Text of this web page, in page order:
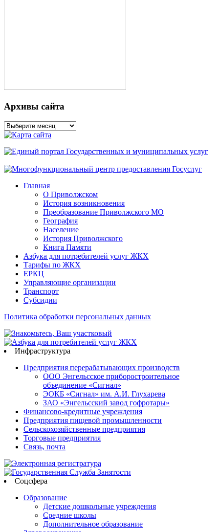
Архивы сайта
Архивы
сайта
Главная
О Приволжском
История возникновения
Преобразование Приволжского МО
География
Население
История Приволжского
Книга Памяти
Азбука для потребителей услуг ЖКХ
Тарифы по ЖКХ
ЕРКЦ
Управляющие организации
Транспорт
Субсидии
Политика обработки персональных данных
Инфраструктура
Предприятия перерабатывающих производств
ООО Энгельсское приборостроительное
объединение «Сигнал»
ЭОКБ «Сигнал» им. А.И. Глухарева
ЗАО «Энгельсский завод гофротары»
Финансово-кредитные учреждения
Предприятия пищевой промышленности
Сельскохозяйственные предприятия
Торговые предприятия
Связь, почта
Соцсфера
Образование
Детские дошкольные учреждения
Средние школы
Дополнительное образование